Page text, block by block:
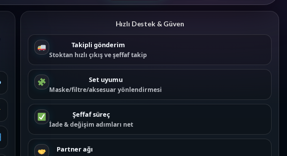
Hızlı Destek & Güven
Takipli gönderim
Stoktan hızlı çıkış ve şeffaf takip
Set uyumu
Maske/filtre/aksesuar yönlendirmesi
Şeffaf süreç
İade & değişim adımları net
Partner ağı